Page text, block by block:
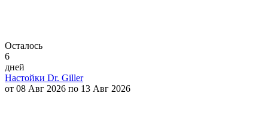
Осталось
6
дней
Настойки Dr. Giller
от 08 Авг 2026 по 13 Авг 2026